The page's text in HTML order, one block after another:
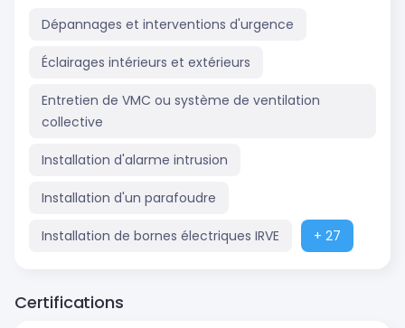
Dépannages et interventions d'urgence
Éclairages intérieurs et extérieurs
Entretien de VMC ou système de ventilation
collective
Installation d'alarme intrusion
Installation d'un parafoudre
Installation de bornes électriques IRVE + 27
Certifications